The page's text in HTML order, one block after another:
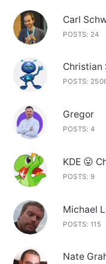
Carl
POSTS: 24
Christian
POSTS:
Gregor
POSTS: 4
KDE 😛
POSTS: 9
Michael
POSTS: 115
Nate